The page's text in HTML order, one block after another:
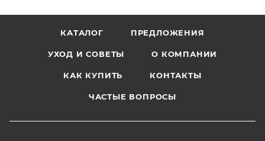
КАТАЛОГ ПРЕДЛОЖЕНИЯ
УХОД И СОВЕТЫ О КОМПАНИИ
КАК КУПИТЬ КОНТАКТЫ
ЧАСТЫЕ ВОПРОСЫ